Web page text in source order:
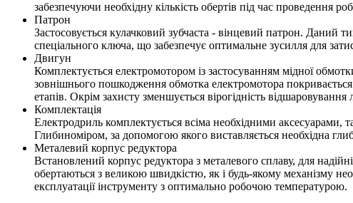
забезпечуючи необхідну кількість обертів під час проведення
Патрон
Застосовується кулачковий зубчаста - вінцевий патрон. Даний
спеціального ключа, що забезпечує оптимальне зусилля для
Двигун
Комплектується електромотором із застосуванням мідної
зовнішнього пошкодження обмотка електромотора
етапів. Окрім захисту зменшується вірогідність
Комплектація
Електродриль комплектується всіма необхідними аксесуарами,
Глибиноміром, за допомогою якого виставляється необхідна
Металевий корпус редуктора
Встановлений корпус редуктора з металевого сплаву, для
обертаються з великою швидкістю, як і будь-якому механізму
експлуатації інструменту з оптимально робочою температурою.